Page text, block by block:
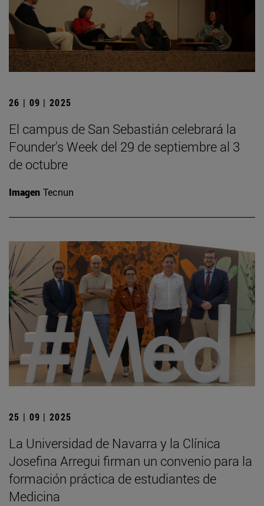
26 | 09 | 2025
El campus de San Sebastián celebrará la
Founder's Week del 29 de septiembre al 3
de octubre
Imagen Tecnun
25 | 09 | 2025
La Universidad de Navarra y la Clínica
Josefina Arregui firman un convenio para la
formación práctica de estudiantes de
Medicina